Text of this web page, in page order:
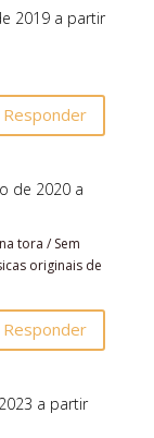
2019 a partir
Responder
de 2020 a
tora / Sem
originais de
Responder
a partir